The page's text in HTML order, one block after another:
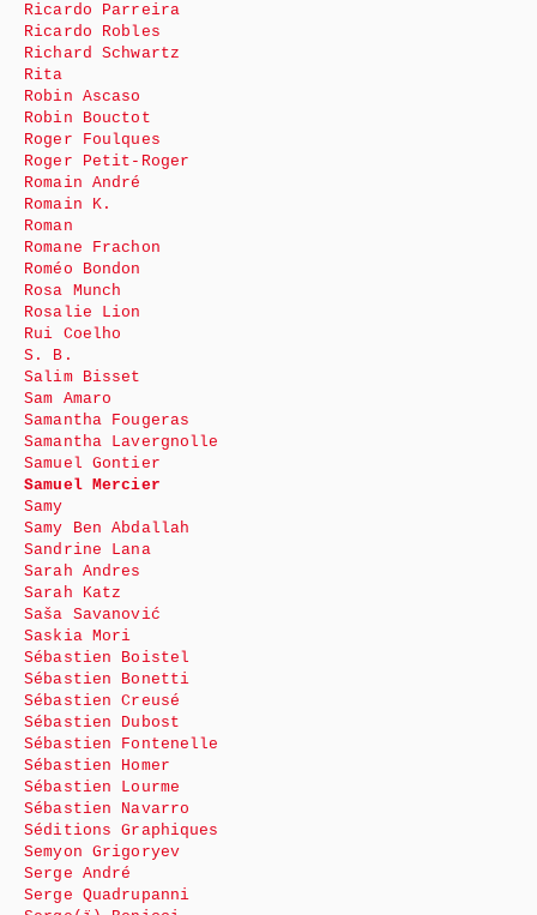
Ricardo Parreira
Ricardo Robles
Richard Schwartz
Rita
Robin Ascaso
Robin Bouctot
Roger Foulques
Roger Petit-Roger
Romain André
Romain K.
Roman
Romane Frachon
Roméo Bondon
Rosa Munch
Rosalie Lion
Rui Coelho
S. B.
Salim Bisset
Sam Amaro
Samantha Fougeras
Samantha Lavergnolle
Samuel Gontier
Samuel Mercier
Samy
Samy Ben Abdallah
Sandrine Lana
Sarah Andres
Sarah Katz
Saša Savanović
Saskia Mori
Sébastien Boistel
Sébastien Bonetti
Sébastien Creusé
Sébastien Dubost
Sébastien Fontenelle
Sébastien Homer
Sébastien Lourme
Sébastien Navarro
Séditions Graphiques
Semyon Grigoryev
Serge André
Serge Quadrupanni